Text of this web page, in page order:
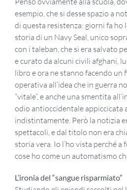
esempio, che si desse spazio a
di questa resistenza: giorni fa ho
storia di un Navy Seal, unico
con i taleban, che si era salvato
e curato da alcuni civili afghani,
libro e ora ne stanno facendo un
operativa all’idea che in guerra
“vitale”, e anche una smentita
odio antioccidentale appiccicata
indistintamente. Però la notizia
spettacoli, e dal titolo non era
storia vera. Io l’ho vista perché a
cose ho come un automatismo
L’ironia del “sangue risparmiato”